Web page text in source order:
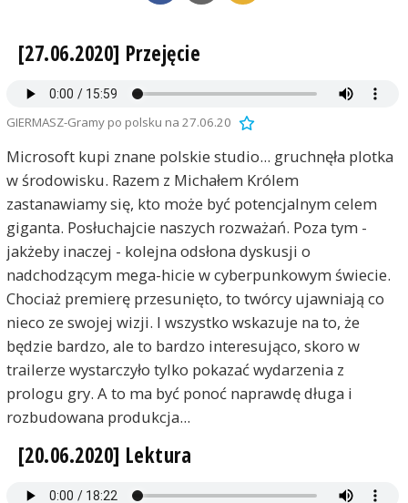
[27.06.2020] Przejęcie
GIERMASZ-Gramy po polsku na 27.06.20
Microsoft kupi znane polskie studio... gruchnęła plotka
w środowisku. Razem z Michałem Królem
zastanawiamy się, kto może być potencjalnym celem
giganta. Posłuchajcie naszych rozważań. Poza tym -
jakżeby inaczej - kolejna odsłona dyskusji o
nadchodzącym mega-hicie w cyberpunkowym świecie.
Chociaż premierę przesunięto, to twórcy ujawniają co
nieco ze swojej wizji. I wszystko wskazuje na to, że
będzie bardzo, ale to bardzo interesująco, skoro w
trailerze wystarczyło tylko pokazać wydarzenia z
prologu gry. A to ma być ponoć naprawdę długa i
rozbudowana produkcja...
[20.06.2020] Lektura